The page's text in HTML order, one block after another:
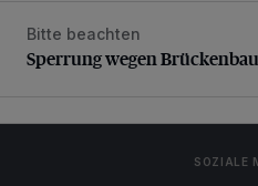
Sperrung wegen
Bitte beachten
Sperrung wegen
SOZIALE